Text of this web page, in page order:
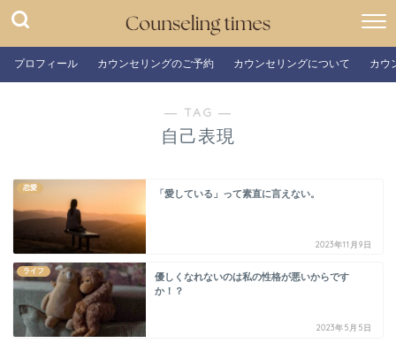
プロフィール カウンセリングのご予約 カウンセリングについて カウ
― TAG ―
自己表現
恋愛
「愛している」って素直に言えない。
2023年11月9日
ライフ
優しくなれないのは私の性格が悪いからです
か！？
2023年5月5日